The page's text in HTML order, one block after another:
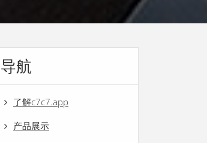
导航
了解c7c7.app
产品展示